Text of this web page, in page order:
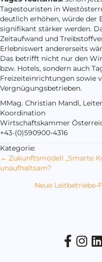
Tagestouristen in
deutlich erhöhen, würde der
signifikant stärker werden.
Zeitaufwand und
Erlebniswert andererseits
Das betrifft nicht nur den
bzw. Hotels, sondern auch
Freizeiteinrichtungen sowie
Vergnügungsbetrieben.
MMag. Christian Mandl,
Koordination
Wirtschaftskammer
+43-(0)590900-4316
Kategorie:
Posts
← Zukunftsmodell „Smarte
unaufhaltsam?
Neue Leitbetriebe-